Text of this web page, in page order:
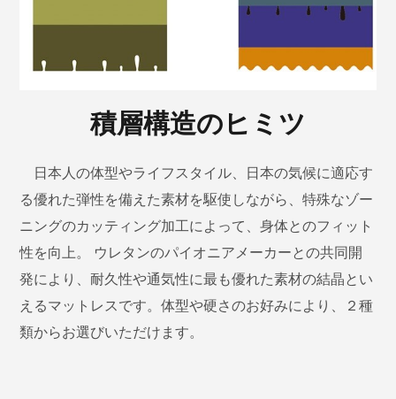
積層構造のヒミツ
日本人の体型やライフスタイル、日本の気候に適応す
る優れた弾性を備えた素材を駆使しながら、特殊なゾー
ニングのカッティング加工によって、身体とのフィット
性を向上。 ウレタンのパイオニアメーカーとの共同開
発により、耐久性や通気性に最も優れた素材の結晶とい
えるマットレスです。体型や硬さのお好みにより、２種
類からお選びいただけます。